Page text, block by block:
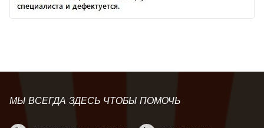
МЫ ВСЕГДА ЗДЕСЬ ЧТОБЫ ПОМОЧЬ